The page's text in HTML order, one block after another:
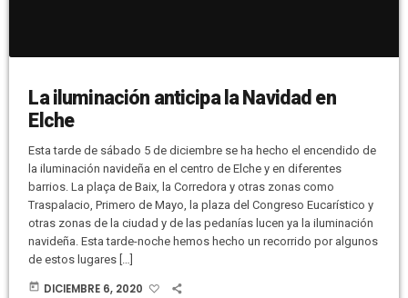
La iluminación anticipa la Navidad en
Elche
Esta tarde de sábado 5 de diciembre se ha hecho el encendido de
la iluminación navideña en el centro de Elche y en diferentes
barrios. La plaça de Baix, la Corredora y otras zonas como
Traspalacio, Primero de Mayo, la plaza del Congreso Eucarístico y
otras zonas de la ciudad y de las pedanías lucen ya la iluminación
navideña. Esta tarde-noche hemos hecho un recorrido por algunos
de estos lugares […]
today DICIEMBRE 6, 2020